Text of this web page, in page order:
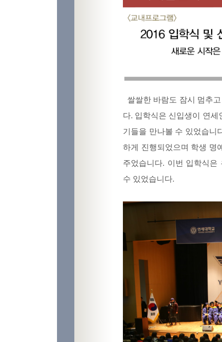
쌀쌀한 바람도 잠시 멈추
다. 입학식은 신입생이 연
기들을 만나볼 수 있었습니
하게 진행되었으며 학생 명
주었습니다. 이번 입학식은
수 있었습니다.